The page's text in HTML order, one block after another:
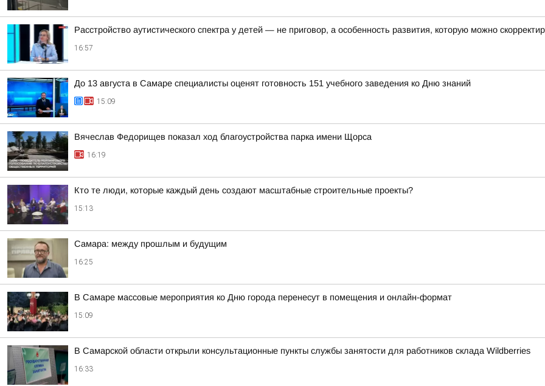
Расстройство аутистического спектра у детей — не приговор, а особенность развития, которую можно
16:57
До 13 августа в Самаре специалисты оценят готовность 151 учебного заведения ко Дню знаний
15:09
Вячеслав Федорищев показал ход благоустройства парка имени Щорса
16:19
Кто те люди, которые каждый день создают масштабные строительные проекты?
15:13
Самара: между прошлым и будущим
16:25
В Самаре массовые мероприятия ко Дню города перенесут в помещения и онлайн-формат
15:09
В Самарской области открыли консультационные пункты службы занятости для работников склада Wildberries
16:33